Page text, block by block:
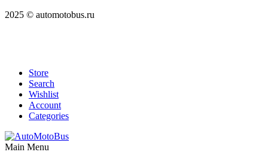
2025 © automotobus.ru
Store
Search
Wishlist
Account
Categories
Main Menu